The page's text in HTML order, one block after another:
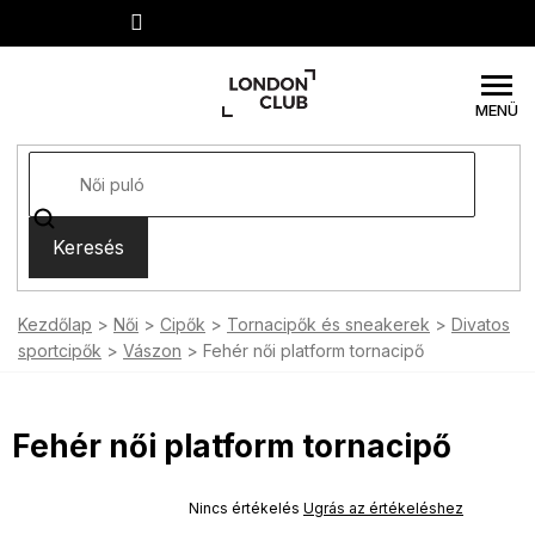
Keresés
Kezdőlap Női Cipők Tornacipők és sneakerek
Divatos
sportcipők
Vászon Fehér női platform tornacipő
Fehér női platform tornacipő
A
Nincs értékelés Ugrás az értékeléshez